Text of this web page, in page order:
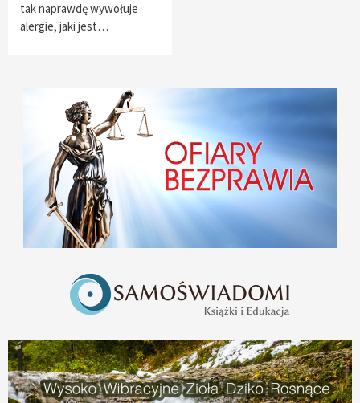
tak naprawdę wywołuje
alergie, jaki jest…